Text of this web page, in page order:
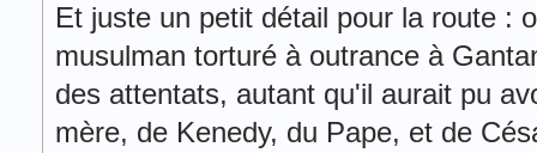
Et juste un petit détail pour la route :
musulman torturé à outrance à
des attentats, autant qu'il aurait pu
mère, de Kenedy, du Pape, et de